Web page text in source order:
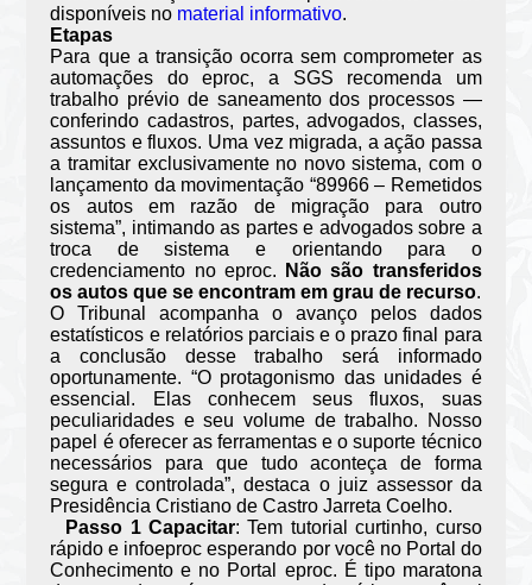
disponíveis no material informativo.
Etapas
Para que a transição ocorra sem comprometer as
automações do eproc, a SGS recomenda um
trabalho prévio de saneamento dos processos —
conferindo cadastros, partes, advogados, classes,
assuntos e fluxos. Uma vez migrada, a ação passa
a tramitar exclusivamente no novo sistema, com o
lançamento da movimentação “89966 – Remetidos
os autos em razão de migração para outro
sistema”, intimando as partes e advogados sobre a
troca de sistema e orientando para o
credenciamento no eproc.
Não são transferidos
os autos que se encontram em grau de recurso.
O Tribunal acompanha o avanço pelos dados
estatísticos e relatórios parciais e o prazo final para
a conclusão desse trabalho será informado
oportunamente. “O protagonismo das unidades é
essencial. Elas conhecem seus fluxos, suas
peculiaridades e seu volume de trabalho. Nosso
papel é oferecer as ferramentas e o suporte técnico
necessários para que tudo aconteça de forma
segura e controlada”, destaca o juiz assessor da
Presidência Cristiano de Castro Jarreta Coelho.
Passo 1 Capacitar: Tem tutorial curtinho, curso
rápido e infoeproc esperando por você no Portal do
Conhecimento e no Portal eproc. É tipo maratona